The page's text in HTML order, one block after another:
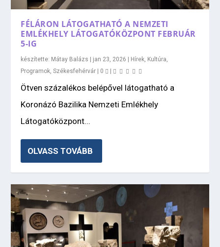
FÉLÁRON LÁTOGATHATÓ A NEMZETI
EMLÉKHELY LÁTOGATÓKÖZPONT FEBRUÁR
5-IG
készítette: Mátay Balázs | jan 23, 2026 | Hírek Kultúra
Programok ,Székesfehérvár | 0 |
Ötven százalékos belépővel látogatható a
Koronázó Bazilika Nemzeti Emlékhely
Látogatóközpont...
OLVASS TOVÁBB